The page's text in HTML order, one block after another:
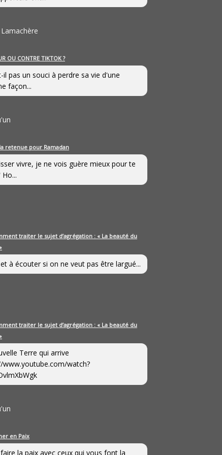
OU CONTRE TIKTOK ?
il pas un souci à perdre sa vie d'une
façon...
retenue pour Ramadan
vivre, je ne vois guère mieux pour te
traiter le sujet d’agrégation : « La beauté du
à écouter si on ne veut pas être largué...
traiter le sujet d’agrégation : « La beauté du
Terre qui arrive
www.youtube.com/watch?
en Paix
faire la paix avec ceux qui vous font la